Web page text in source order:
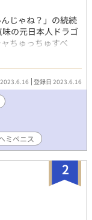
じゃね？」の続続
の元日本人ドラゴ
ちゅっちゅすべ
すが、単体でもお
ニス、イソギンチ
イキ、（受けによ
催の「夏だ獣と産卵
ノベルズさんでも
登録日 2023.6.16
ミペニス
2